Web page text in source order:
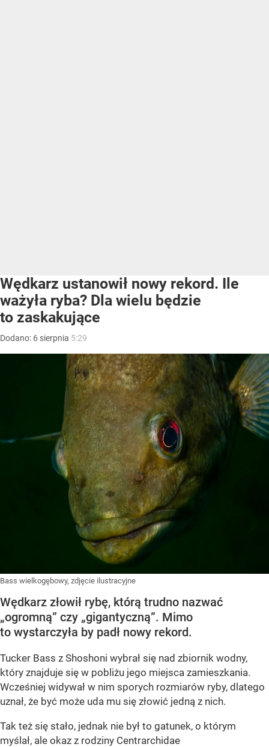
Wędkarz ustanowił nowy rekord. Ile
ważyła ryba? Dla wielu będzie
to zaskakujące
Dodano: 6 sierpnia 5:29
Bass wielkogębowy, zdjęcie ilustracyjne
Wędkarz złowił rybę, którą trudno nazwać
„ogromną” czy „gigantyczną”. Mimo
to wystarczyła by padł nowy rekord.
Tucker Bass z Shoshoni wybrał się nad zbiornik wodny,
który znajduje się w pobliżu jego miejsca zamieszkania.
Wcześniej widywał w nim sporych rozmiarów ryby, dlatego
uznał, że być może uda mu się złowić jedną z nich.
Tak też się stało, jednak nie był to gatunek, o którym
myślał, ale okaz z rodziny Centrarchidae